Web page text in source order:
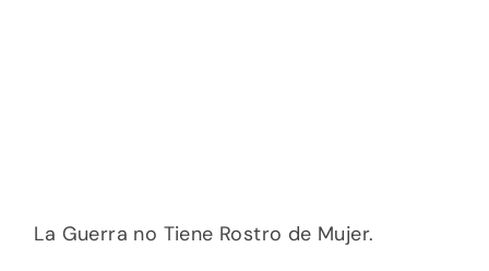
La Guerra no Tiene Rostro de Mujer.